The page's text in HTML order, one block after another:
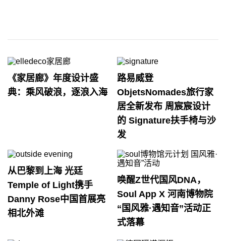
《家居廊》年度设计盛
典：乘风破浪，逐浪入海
路易威登
ObjetsNomades旅行家
居全新发布 周宸宸设计
的 Signature扶手椅与沙
发
从巴黎到上海 光廷
Temple of Light携手
Danny Rose中国首展亮
相北外滩
唤醒Z世代国风DNA，
Soul App X 河南博物院
“国风雅·遇知音”活动正
式落幕